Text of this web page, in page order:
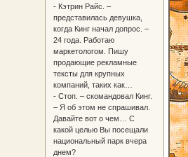
- Кэтрин Райс. –
представилась девушка,
когда Кинг начал допрос. –
24 года. Работаю
маркетологом. Пишу
продающие рекламные
тексты для крупных
компаний, таких как…
- Стоп. – скомандовал Кинг.
– Я об этом не спрашивал.
Давайте вот о чем… С
какой целью Вы посещали
национальный парк вчера
днем?